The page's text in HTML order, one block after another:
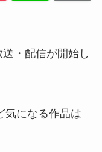
・配信が開始し
気になる作品は